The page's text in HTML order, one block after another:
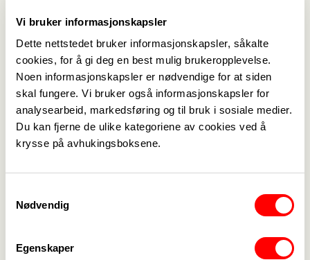
Vi bruker informasjonskapsler
Dette nettstedet bruker informasjonskapsler, såkalte
cookies, for å gi deg en best mulig brukeropplevelse.
Noen informasjonskapsler er nødvendige for at siden
skal fungere. Vi bruker også informasjonskapsler for
analysearbeid, markedsføring og til bruk i sosiale medier.
Du kan fjerne de ulike kategoriene av cookies ved å
krysse på avhukingsboksene.
Nødvendig
Egenskaper
medhold på sitt syn om at ansattes
arbeidstidsordninger ikke skal annulleres i det en
ny kommune ser dagens lys.
– Det er veldig tilfredsstillende å vinne, og at KS
etter halvannet år må ta inn over seg at vi har rett
der de har vært fast bestemt på at det motsatte
er tilfelle, sier Mette Nord.
Kommune- og fylkessammenslåingene berører
kontoransatte. De som har mistet betalt
penger.